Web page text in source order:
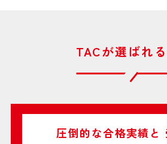
TACが選ばれ
圧倒的な合格実績と